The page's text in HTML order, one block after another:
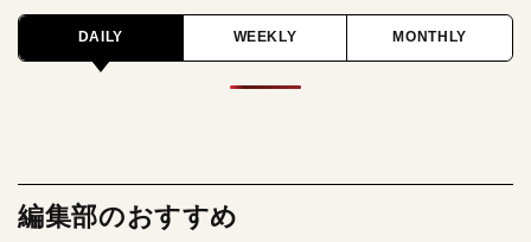
DAILY WEEKLY MONTHLY
編集部のおすすめ